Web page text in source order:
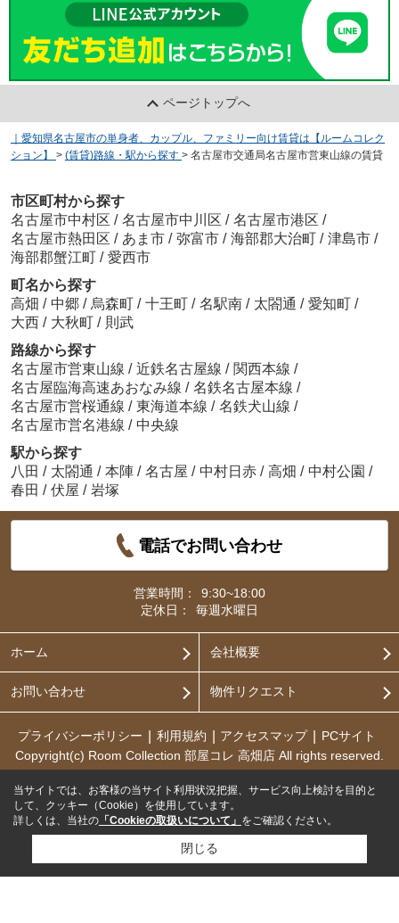
ページトップへ
｜愛知県名古屋市の単身者、カップル、ファミリー向け賃貸は【ルームコレク
ション】
> (賃貸)路線・駅から探す > 名古屋市交通局名古屋市営東山線の賃貸
市区町村から探す
名古屋市中村区 / 名古屋市中川区 / 名古屋市港区 /
名古屋市熱田区 / あま市 / 弥富市 / 海部郡大治町 / 津島市 /
海部郡蟹江町 / 愛西市
町名から探す
高畑 / 中郷 / 烏森町 / 十王町 / 名駅南 / 太閤通 / 愛知町 /
大西 / 大秋町 / 則武
路線から探す
名古屋市営東山線 / 近鉄名古屋線 / 関西本線 /
名古屋臨海高速あおなみ線 / 名鉄名古屋本線 /
名古屋市営桜通線 / 東海道本線 / 名鉄犬山線 /
名古屋市営名港線 / 中央線
駅から探す
八田 / 太閤通 / 本陣 / 名古屋 / 中村日赤 / 高畑 / 中村公園 /
春田 / 伏屋 / 岩塚
電話でお問い合わせ
営業時間：
9:30~18:00
定休日：
毎週水曜日
ホーム 会社概要
お問い合わせ 物件リクエスト
プライバシーポリシー 利用規約 アクセスマップ
PCサイト
Copyright(c) Room Collection 部屋コレ 高畑店 All rights reserved.
当サイトでは、お客様の当サイト利用状況把握、サービス向上検討を目的と
して、クッキー（Cookie）を使用しています。
詳しくは、当社の 「Cookieの取扱いについて」 をご確認ください。
閉じる